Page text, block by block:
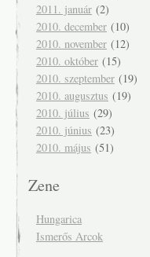
2011. január (2)
2010. december (10)
2010. november (12)
2010. október (15)
2010. szeptember (19)
2010. augusztus (19)
2010. július (29)
2010. június (23)
2010. május (51)
Zene
Hungarica
Ismerős Arcok